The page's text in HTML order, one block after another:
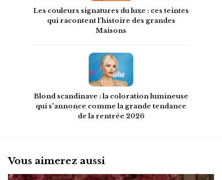
Les couleurs signatures du luxe : ces teintes
qui racontent l’histoire des grandes
Maisons
Blond scandinave : la coloration lumineuse
qui s'annonce comme la grande tendance
de la rentrée 2026
Vous aimerez aussi